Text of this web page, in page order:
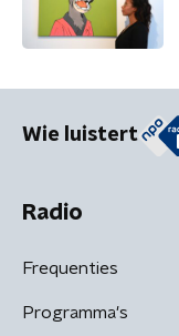
Wie luistert
Radio
Frequenties
Programma's